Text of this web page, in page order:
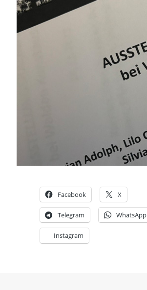
Facebook X
Telegram WhatsApp
Instagram